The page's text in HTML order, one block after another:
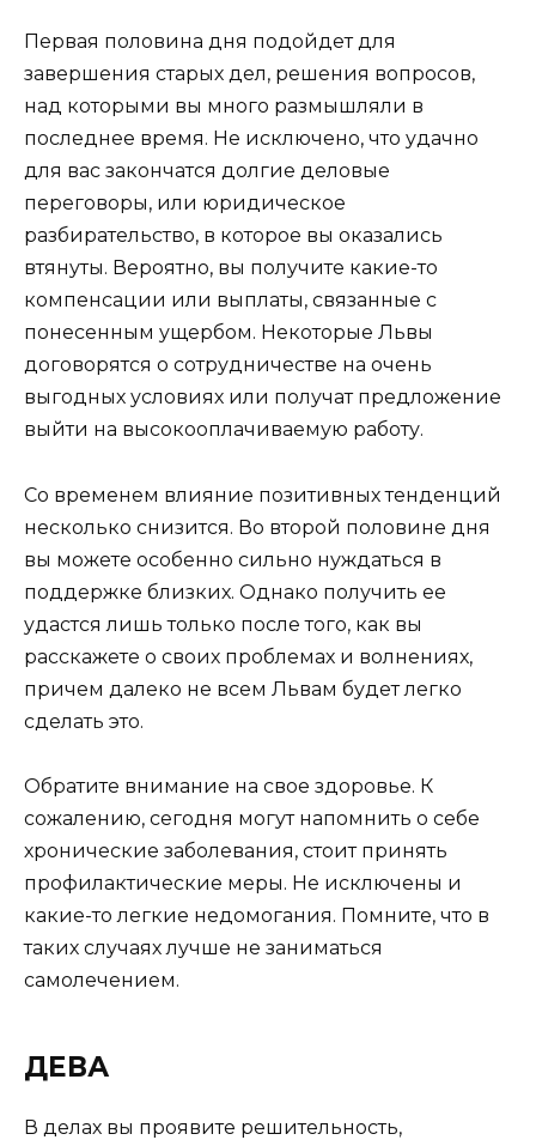
Первая половина дня подойдет для
завершения старых дел, решения вопросов,
над которыми вы много размышляли в
последнее время. Не исключено, что удачно
для вас закончатся долгие деловые
переговоры, или юридическое
разбирательство, в которое вы оказались
втянуты. Вероятно, вы получите какие-то
компенсации или выплаты, связанные с
понесенным ущербом. Некоторые Львы
договорятся о сотрудничестве на очень
выгодных условиях или получат предложение
выйти на высокооплачиваемую работу.
Со временем влияние позитивных тенденций
несколько снизится. Во второй половине дня
вы можете особенно сильно нуждаться в
поддержке близких. Однако получить ее
удастся лишь только после того, как вы
расскажете о своих проблемах и волнениях,
причем далеко не всем Львам будет легко
сделать это.
Обратите внимание на свое здоровье. К
сожалению, сегодня могут напомнить о себе
хронические заболевания, стоит принять
профилактические меры. Не исключены и
какие-то легкие недомогания. Помните, что в
таких случаях лучше не заниматься
самолечением.
ДЕВА
В делах вы проявите решительность,